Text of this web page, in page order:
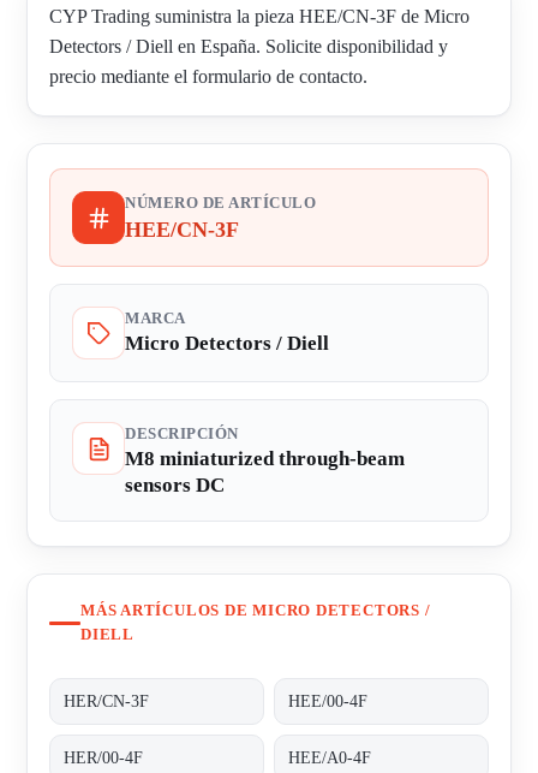
CYP Trading suministra la pieza HEE/CN-3F de Micro
Detectors / Diell en España. Solicite disponibilidad y
precio mediante el formulario de contacto.
NÚMERO DE ARTÍCULO
HEE/CN-3F
MARCA
Micro Detectors / Diell
DESCRIPCIÓN
M8 miniaturized through-beam
sensors DC
MÁS ARTÍCULOS DE MICRO DETECTORS /
DIELL
HER/CN-3F HEE/00-4F
HER/00-4F HEE/A0-4F